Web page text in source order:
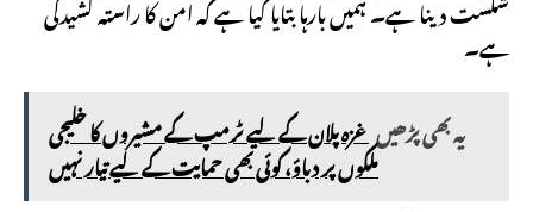
شکست دینا ہے۔ ہمیں بارہا بتایا گیا ہے کہ امن کا راستہ کشیدگی
ہے۔
یہ بھی پڑھیںغزہ پلان کے لیے ٹرمپ کے مشیروں کا خلیجی
ملکوں پر دباؤ، کوئی بھی حمایت کے لیے تیار نہیں